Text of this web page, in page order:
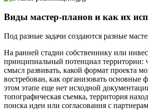
Виды мастер-планов и как их
Под разные задачи создаются разные
На ранней стадии собственнику или
принципиальный потенциал территории:
смысл развивать, какой формат проекта
востребован, как организовать основные
этом этапе еще нет исходной
топографическая съемка, территория
поиска идеи или согласования с